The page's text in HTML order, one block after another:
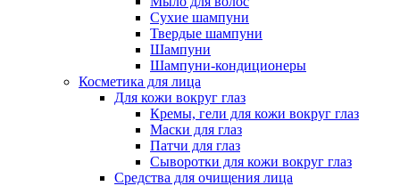
Сухие шампуни
Твердые шампуни
Шампуни
Шампуни-кондиционеры
Косметика для лица
Для кожи вокруг глаз
Кремы, гели для кожи вокруг глаз
Маски для глаз
Патчи для глаз
Сыворотки для кожи вокруг глаз
Средства для очищения лица